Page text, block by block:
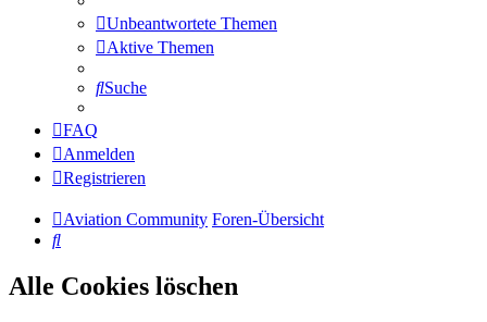
Unbeantwortete Themen
Aktive Themen
Suche
FAQ
Anmelden
Registrieren
Aviation Community Foren-Übersicht
Suche
Alle Cookies löschen